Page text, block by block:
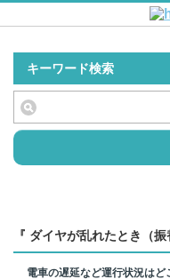
キーワード検索
『 ダイヤが乱れたとき（
電車の遅延など運行状況はど